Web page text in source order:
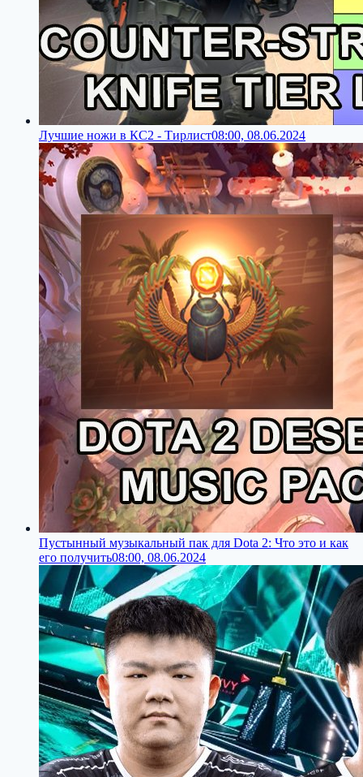
Лучшие ножи в КС2 - Тирлист08:00, 08.06.2024
Пустынный музыкальный пак для Dota 2: Что это и как
его получить08:00, 08.06.2024